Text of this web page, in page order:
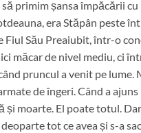
primim șansa împăcării cu
era Stăpân peste
Său Preaiubit, într-o
măcar de nivel mediu, ci
pruncul a venit pe
de îngeri. Când a
moarte. El poate totul.
tot ce avea și s-a